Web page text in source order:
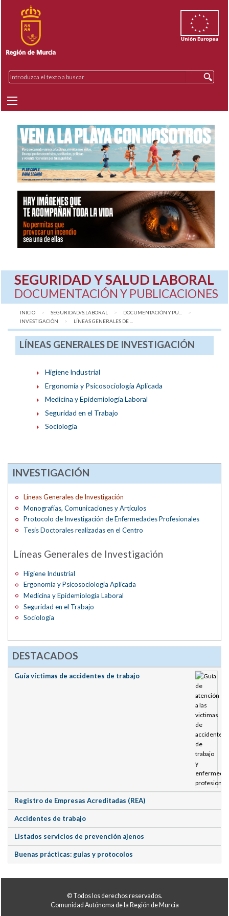
SEGURIDAD Y SALUD LABORAL
DOCUMENTACIÓN Y PUBLICACIONES
INICIO SEGURIDAD/S.LABORAL
DOCUMENTACIÓN Y PU...
INVESTIGACIÓN
AQUÍ:
LÍNEAS GENERALES DE ...
LÍNEAS GENERALES DE INVESTIGACIÓN
Higiene Industrial
Ergonomía y Psicosociología Aplicada
Medicina y Epidemiología Laboral
Seguridad en el Trabajo
Sociología
INVESTIGACIÓN
Líneas Generales de Investigación
Monografías, Comunicaciones y Artículos
Protocolo de Investigación de Enfermedades Profesionales
Tesis Doctorales realizadas en el Centro
Líneas Generales de Investigación
Higiene Industrial
Ergonomía y Psicosociología Aplicada
Medicina y Epidemiología Laboral
Seguridad en el Trabajo
Sociología
DESTACADOS
Guía víctimas de accidentes de trabajo
Registro de Empresas Acreditadas (REA)
Accidentes de trabajo
Listados servicios de prevención ajenos
Buenas prácticas: guías y protocolos
© Todos los derechos reservados.
Comunidad Autónoma de la Región de Murcia